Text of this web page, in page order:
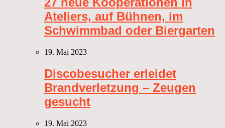
Ateliers, auf Bühnen, im
Schwimmbad oder Biergarten
19. Mai 2023
Discobesucher erleidet
Brandverletzung – Zeugen
gesucht
19. Mai 2023